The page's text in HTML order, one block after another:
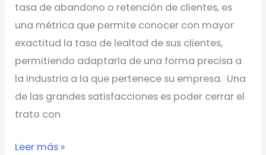
tasa de abandono o retención de clientes, es
una métrica que permite conocer con mayor
exactitud la tasa de lealtad de sus clientes,
permitiendo adaptarla de una forma precisa a
la industria a la que pertenece su empresa. Una
de las grandes satisfacciones es poder cerrar el
trato con
Leer más »